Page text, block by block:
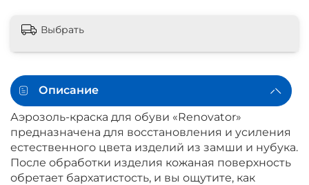
Выбрать
Описание
Аэрозоль-краска для обуви «Renovator»
предназначена для восстановления и усиления
естественного цвета изделий из замши и нубука.
После обработки изделия кожаная поверхность
обретает бархатистость, и вы ощутите, как